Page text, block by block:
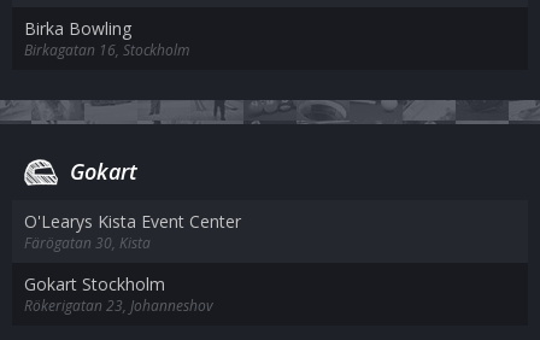
Birka Bowling
Birkagatan 16, Stockholm
Gokart
O'Learys Kista Event Center
Färögatan 30, Kista
Gokart Stockholm
Rökerigatan 23, Johanneshov